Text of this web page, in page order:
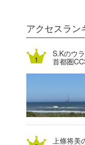
DELTA
熊谷素子
進士剛光
植村未来
大野”MAR”
喜納海人
Aichan
ECE
H
KID
アクセスラン
S.Kのウ
首都圏
上條将